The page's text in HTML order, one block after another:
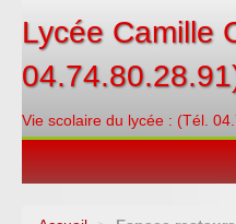
Lycée Camille
Vie scolaire du lycée : (Tél.